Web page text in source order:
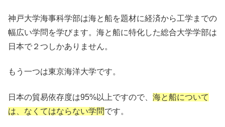
神戸大学海事科学部は海と船を題材に経済から工学までの
幅広い学問を学びます。海と船に特化した総合大学学部は
日本で２つしかありません。
もう一つは東京海洋大学です。
日本の貿易依存度は95%以上ですので、 海と船について
は、なくてはならない学問です。